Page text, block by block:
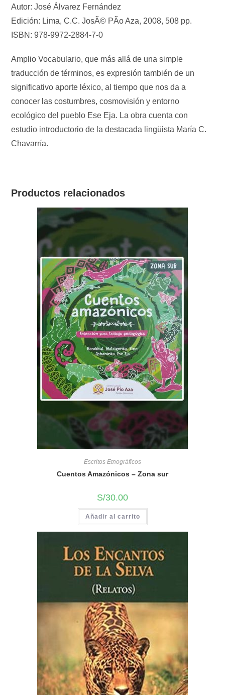
Autor: José Álvarez Fernández
Edición: Lima, C.C. JosÃ© PÃ­o Aza, 2008, 508 pp.
ISBN: 978-9972-2884-7-0
Amplio Vocabulario, que más allá de una simple
traducción de términos, es expresión también de un
significativo aporte léxico, al tiempo que nos da a
conocer las costumbres, cosmovisión y entorno
ecológico del pueblo Ese Eja. La obra cuenta con
estudio introductorio de la destacada lingüista María C.
Chavarría.
Productos relacionados
Escritos Etnográficos
Cuentos Amazónicos – Zona sur
S/30.00
Añadir al carrito